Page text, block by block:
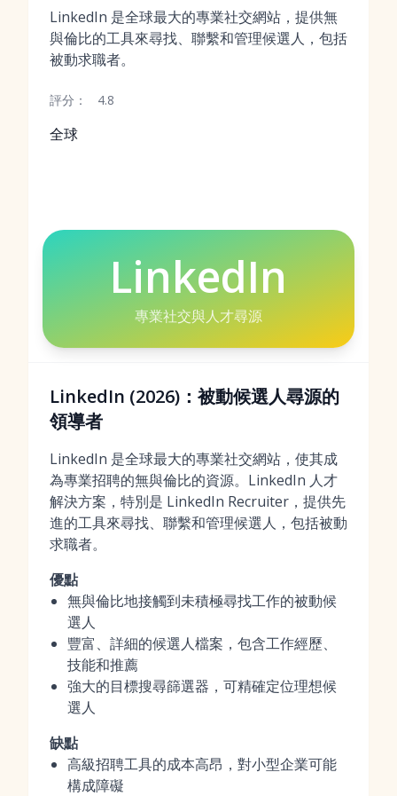
LinkedIn 是全球最大的專業社交網站，提供無
與倫比的工具來尋找、聯繫和管理候選人，包括
被動求職者。
評分： 4.8
全球
LinkedIn
專業社交與人才尋源
LinkedIn (2026)：被動候選人尋源的
領導者
LinkedIn 是全球最大的專業社交網站，使其成
為專業招聘的無與倫比的資源。LinkedIn 人才
解決方案，特別是 LinkedIn Recruiter，提供先
進的工具來尋找、聯繫和管理候選人，包括被動
求職者。
優點
無與倫比地接觸到未積極尋找工作的被動候
選人
豐富、詳細的候選人檔案，包含工作經歷、
技能和推薦
強大的目標搜尋篩選器，可精確定位理想候
選人
缺點
高級招聘工具的成本高昂，對小型企業可能
構成障礙